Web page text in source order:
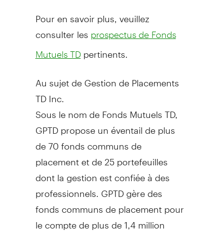
Pour en savoir plus, veuillez
consulter les prospectus de Fonds
Mutuels TDpertinents.
Au sujet de Gestion de Placements
TD Inc.
Sous le nom de Fonds Mutuels TD,
GPTD propose un éventail de plus
de 70 fonds communs de
placement et de 25 portefeuilles
dont la gestion est confiée à des
professionnels. GPTD gère des
fonds communs de placement pour
le compte de plus de 1,4 million